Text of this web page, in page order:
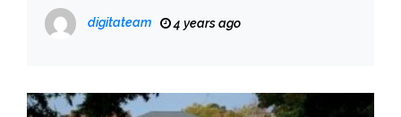
digitateam 4 years ago